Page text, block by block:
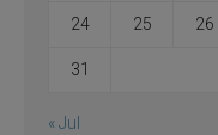
24 25 26
31
« Jul